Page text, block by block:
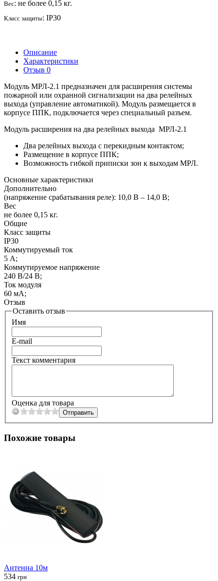
Вес: не более 0,15 кг.
Класс защиты: IP30
Описание
Характеристики
Отзыв 0
Модуль МРЛ-2.1 предназначен для расширения системы
пожарной или охранной сигнализации на два релейных
выхода (управление автоматикой). Модуль размещается в
корпусе ППК, подключается через специальный разъем.
Модуль расширения на два релейных выхода МРЛ-2.1
Два релейных выхода с перекидным контактом;
Размещение в корпусе ППК;
Возможность гибкой приписки зон к выходам МРЛ.
Основные характеристики
Дополнительно
(напряжение срабатывания реле): 10,0 В – 14,0 В;
Вес
не более 0,15 кг.
Общие
Класс защиты
IP30
Коммутируемый ток
5 А;
Коммутируемое напряжение
240 В/24 В;
Ток модуля
60 мА;
Отзыв
Оставить отзыв
Имя
E-mail
Текст комментария
Оценка для товара
Похожие товары
Антенна 10м
534 грн